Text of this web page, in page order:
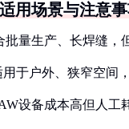
用场景与注意
量生产、长焊缝，
于户外、狭窄空间
设备成本高但人工